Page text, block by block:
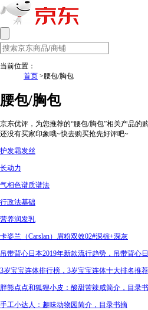
当前位置：
首页 >腰包/胸包
腰包/胸包
京东优评，为您推荐的“腰包/胸包”相关产品的
还没有买家印象哦~快去购买抢先好评吧~
护发霜发丝
长动力
气相色谱质谱法
行政法基础
营养润发乳
卡姿兰（Carslan）眉粉双效02#深棕+深灰
吊带背心日本2019年新款流行趋势，吊带背心
3岁宝宝连体排行榜，3岁宝宝连体十大排名推荐
胖熊点点和狐狸小皮：酸甜苦辣咸简介，目录
手工小达人：趣味动物园简介，目录书摘